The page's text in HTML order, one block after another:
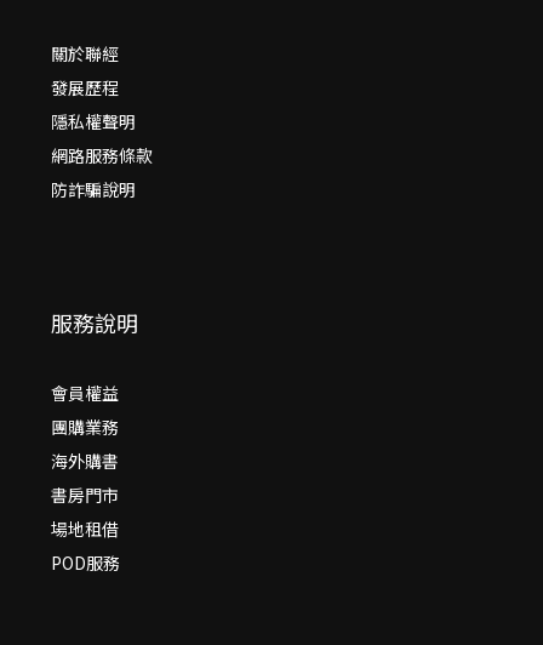
關於聯經
發展歷程
隱私權聲明
網路服務條款
防詐騙說明
服務說明
會員權益
團購業務
海外購書
書房門市
場地租借
POD服務